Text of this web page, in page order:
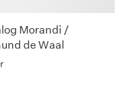
Morandi /
de Waal